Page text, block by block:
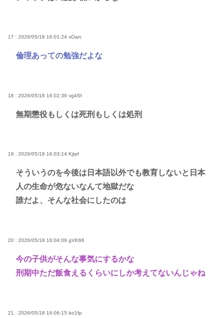
17 : 2026/05/18 16:01:24 xOarc
倫理あっての勉強だよな
18 : 2026/05/18 16:02:36 vg4Sf
無期懲役もしくは死刑もしくは処刑
19 : 2026/05/18 16:03:14 Kjtpf
そういうのを今後は日本語以外でも教育しないと日本
人の生命が危ないなんて地獄だな
誰だよ、そんな社会にしたのは
20 : 2026/05/18 16:04:09 gVK66
今の子供がそんな事気にするかな
刑期中ただ飯食えるくらいにしか考えてないんじゃね
21 : 2026/05/18 16:06:15 bo1fp